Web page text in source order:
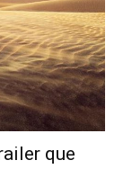
que